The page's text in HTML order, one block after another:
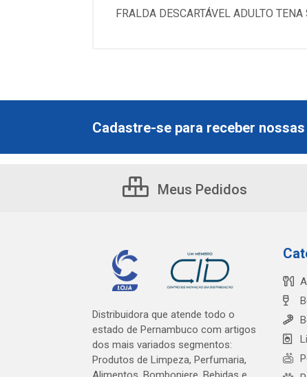
FRALDA DESCARTÁVEL ADULTO
Cadastre-se para receber
Meus Pedidos
Distribuidora que atende todo o
estado de Pernambuco com artigos
dos mais variados segmentos:
Produtos de Limpeza, Perfumaria,